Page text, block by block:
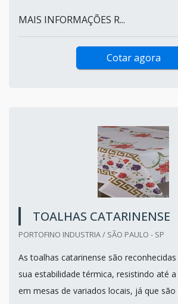
MAIS INFORMAÇÕES R...
Cotar agora
TOALHAS CATARINENSE
PORTOFINO INDUSTRIA / SÃO PAULO - SP
As toalhas catarinense são
sua estabilidade térmica, resistindo até a
em mesas de variados locais, já que